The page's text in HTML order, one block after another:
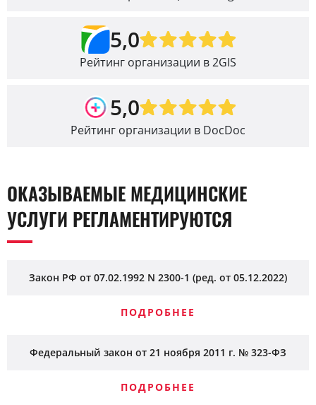
5,0
Рейтинг организации в 2GIS
5,0
Рейтинг организации в DocDoc
ОКАЗЫВАЕМЫЕ МЕДИЦИНСКИЕ
УСЛУГИ РЕГЛАМЕНТИРУЮТСЯ
Закон РФ от 07.02.1992 N 2300-1 (ред. от 05.12.2022)
ПОДРОБНЕЕ
Федеральный закон от 21 ноября 2011 г. № 323-ФЗ
ПОДРОБНЕЕ